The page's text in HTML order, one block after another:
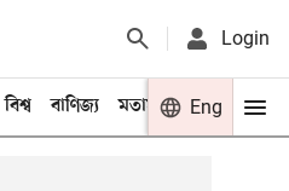
Login
বিশ্ব বাণিজ্য মতামত খেলা
Eng